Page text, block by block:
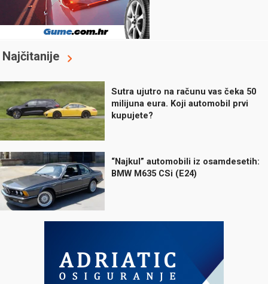
Najčitanije
Sutra ujutro na računu vas čeka 50
milijuna eura. Koji automobil prvi
kupujete?
“Najkul” automobili iz osamdesetih:
BMW M635 CSi (E24)